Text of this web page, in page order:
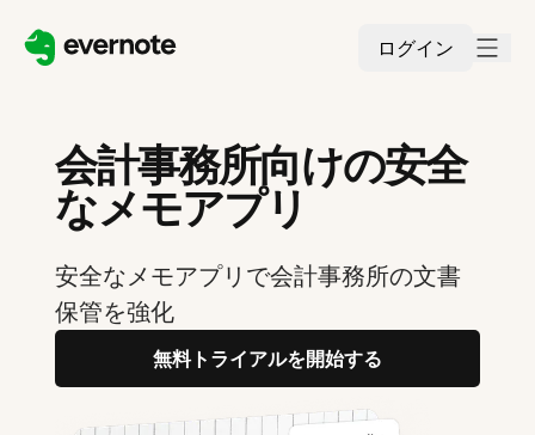
ログイン
会計事務所向けの安全
なメモアプリ
安全なメモアプリで会計事務所の文書
保管を強化
無料トライアルを開始する